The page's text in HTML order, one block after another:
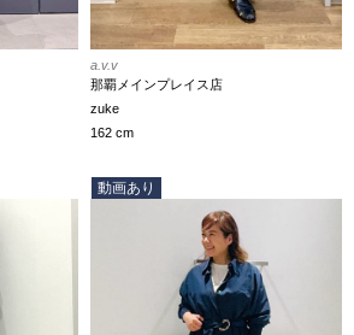
a.v.v
那覇メインプレイス店
zuke
162 cm
動画あり